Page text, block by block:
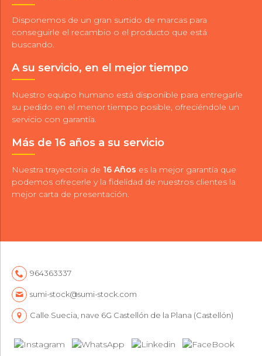
Disponemos de un gran surtido de marcas para
conseguirle el recambio o el producto que está
buscando.
A su servicio, en el mejor tiempo
Nuestro equipo humano está disponible para entregarle
su pedido en el menor tiempo posible, ofreciéndole un
servicio con garantía.
Más de 16 años a su servicio
Nuestra trayectoria de 16 Años es la mejor garantía que
podemos ofrecerle y la fidelidad de nuestros clientes la
mejor carta de presentación.
964363337
sumi-stock@sumi-stock.com
Calle Suecia, nave 6G Castellón de la Plana (Castellón)